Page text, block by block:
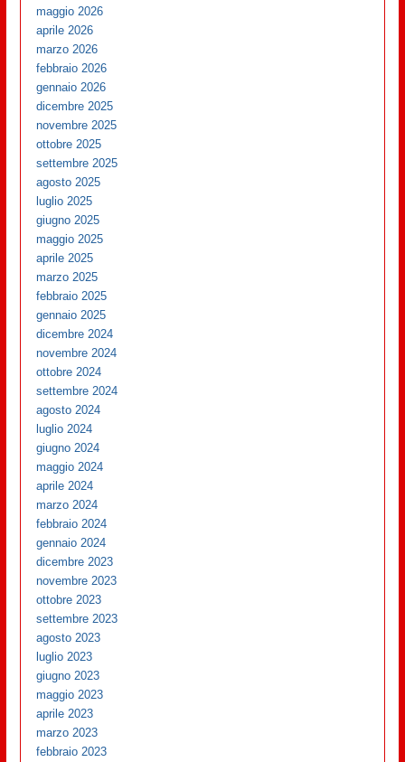
maggio 2026
aprile 2026
marzo 2026
febbraio 2026
gennaio 2026
dicembre 2025
novembre 2025
ottobre 2025
settembre 2025
agosto 2025
luglio 2025
giugno 2025
maggio 2025
aprile 2025
marzo 2025
febbraio 2025
gennaio 2025
dicembre 2024
novembre 2024
ottobre 2024
settembre 2024
agosto 2024
luglio 2024
giugno 2024
maggio 2024
aprile 2024
marzo 2024
febbraio 2024
gennaio 2024
dicembre 2023
novembre 2023
ottobre 2023
settembre 2023
agosto 2023
luglio 2023
giugno 2023
maggio 2023
aprile 2023
marzo 2023
febbraio 2023